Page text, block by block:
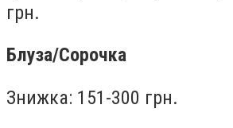
грн.
Блуза/Сорочка
Знижка: 151-300 грн.